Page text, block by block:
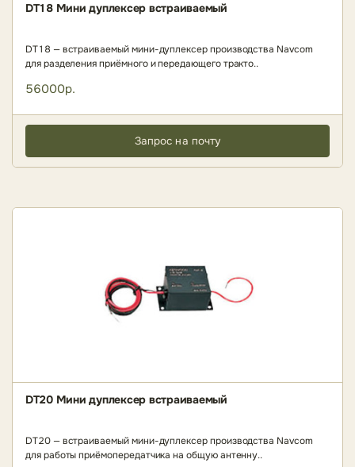
DT18 Мини дуплексер встраиваемый
DT18 — встраиваемый мини-дуплексер производства Navcom
для разделения приёмного и передающего тракто..
56000р.
Запрос на почту
DT20 Мини дуплексер встраиваемый
DT20 — встраиваемый мини-дуплексер производства Navcom
для работы приёмопередатчика на общую антенну..